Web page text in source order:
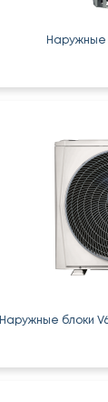
Наружные
Наружные блоки